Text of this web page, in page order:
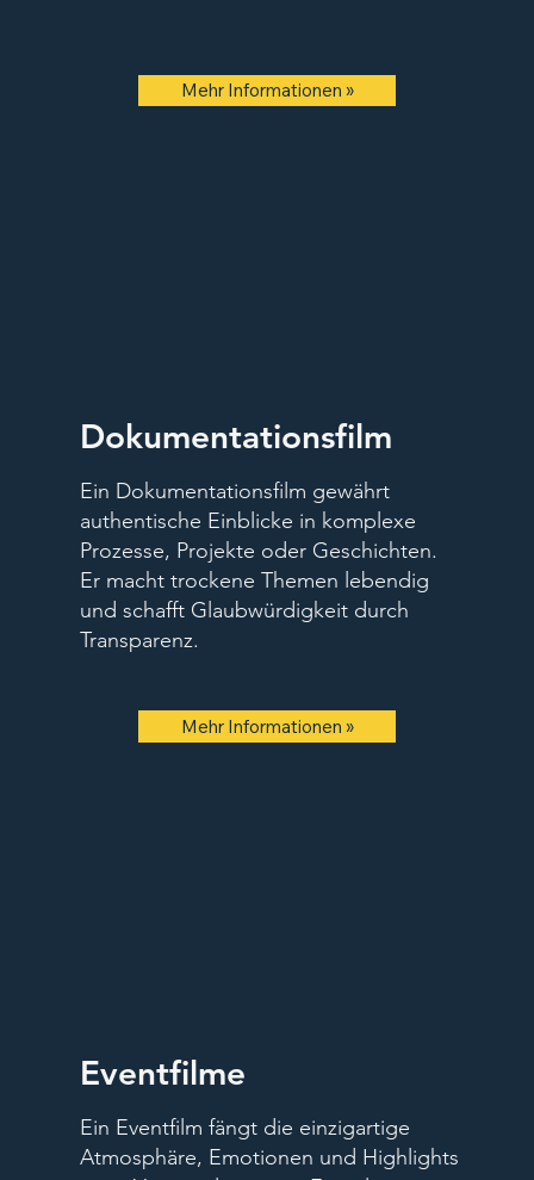
Mehr Informationen »
Dokumentationsfilm
Ein Dokumentationsfilm gewährt
authentische Einblicke in komplexe
Prozesse, Projekte oder Geschichten.
Er macht trockene Themen lebendig
und schafft Glaubwürdigkeit durch
Transparenz.
Mehr Informationen »
Eventfilme
Ein Eventfilm fängt die einzigartige
Atmosphäre, Emotionen und Highlights